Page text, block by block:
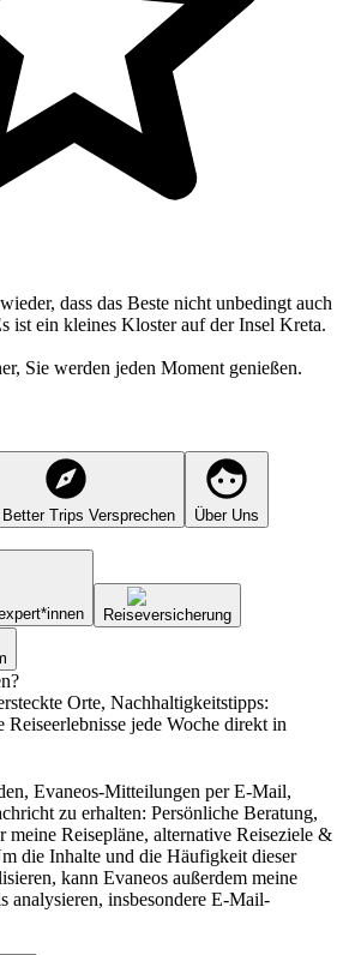
dass das Beste nicht unbedingt auch
ist ein kleines Kloster auf der Insel Kreta.
Sie werden jeden Moment genießen.
Trips Versprechen Über Uns
Reiseversicherung
Orte, Nachhaltigkeitstipps:
Reiseerlebnisse jede Woche direkt in
Evaneos-Mitteilungen per E-Mail,
zu erhalten: Persönliche Beratung,
meine Reisepläne, alternative Reiseziele &
die Inhalte und die Häufigkeit dieser
kann Evaneos außerdem meine
analysieren, insbesondere E-Mail-